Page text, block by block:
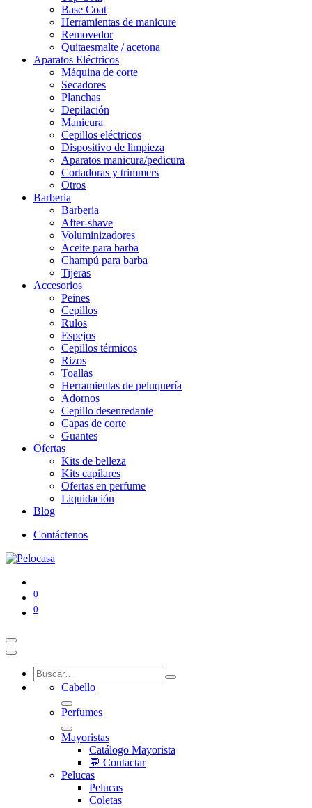
Base Coat
Herramientas de manicure
Removedor
Quitaesmalte / acetona
Aparatos Eléctricos
Máquina de corte
Secadores
Planchas
Depilación
Manicura
Cepillos eléctricos
Dispositivo de limpieza
Aparatos manicura/pedicura
Cortadoras y trimmers
Otros
Barberia
Barberia
After-shave
Voluminizadores
Aceite para barba
Champú para barba
Tijeras
Accesorios
Peines
Cepillos
Rulos
Espejos
Cepillos térmicos
Rizos
Toallas
Herramientas de peluquería
Adornos
Cepillo desenredante
Capas de corte
Guantes
Ofertas
Kits de belleza
Kits capilares
Ofertas en perfume
Liquidación
Blog
Contáctenos
0
0
Cabello
Perfumes
Mayoristas
Catálogo Mayorista
💬 Contactar
Pelucas
Pelucas
Coletas